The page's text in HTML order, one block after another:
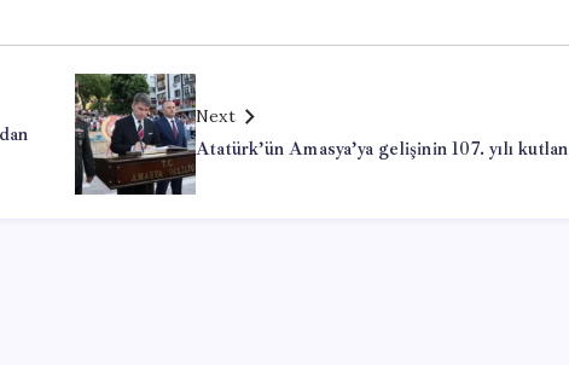
Next
Atatürk’ün Amasya’ya gelişinin 107. yılı